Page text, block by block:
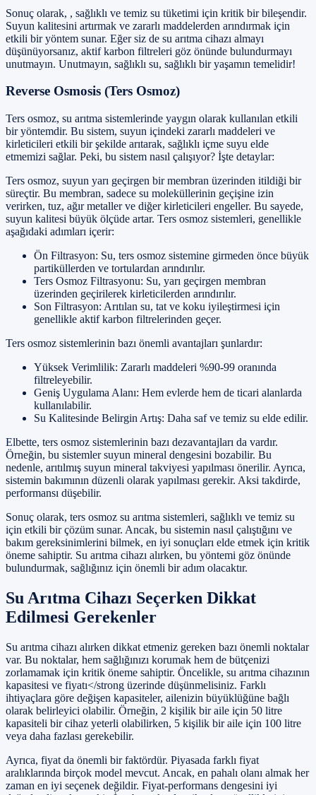
Sonuç olarak, , sağlıklı ve temiz su tüketimi için kritik bir bileşendir.
Suyun kalitesini artırmak ve zararlı maddelerden arındırmak için
etkili bir yöntem sunar. Eğer siz de su arıtma cihazı almayı
düşünüyorsanız, aktif karbon filtreleri göz önünde bulundurmayı
unutmayın. Unutmayın, sağlıklı su, sağlıklı bir yaşamın temelidir!
Reverse Osmosis (Ters Osmoz)
Ters osmoz, su arıtma sistemlerinde yaygın olarak kullanılan etkili
bir yöntemdir. Bu sistem, suyun içindeki zararlı maddeleri ve
kirleticileri etkili bir şekilde arıtarak, sağlıklı içme suyu elde
etmemizi sağlar. Peki, bu sistem nasıl çalışıyor? İşte detaylar:
Ters osmoz, suyun yarı geçirgen bir membran üzerinden itildiği bir
süreçtir. Bu membran, sadece su moleküllerinin geçişine izin
verirken, tuz, ağır metaller ve diğer kirleticileri engeller. Bu sayede,
suyun kalitesi büyük ölçüde artar. Ters osmoz sistemleri, genellikle
aşağıdaki adımları içerir:
Ön Filtrasyon: Su, ters osmoz sistemine girmeden önce büyük
partiküllerden ve tortulardan arındırılır.
Ters Osmoz Filtrasyonu: Su, yarı geçirgen membran
üzerinden geçirilerek kirleticilerden arındırılır.
Son Filtrasyon: Arıtılan su, tat ve koku iyileştirmesi için
genellikle aktif karbon filtrelerinden geçer.
Ters osmoz sistemlerinin bazı önemli avantajları şunlardır:
Yüksek Verimlilik: Zararlı maddeleri %90-99 oranında
filtreleyebilir.
Geniş Uygulama Alanı: Hem evlerde hem de ticari alanlarda
kullanılabilir.
Su Kalitesinde Belirgin Artış: Daha saf ve temiz su elde edilir.
Elbette, ters osmoz sistemlerinin bazı dezavantajları da vardır.
Örneğin, bu sistemler suyun mineral dengesini bozabilir. Bu
nedenle, arıtılmış suyun mineral takviyesi yapılması önerilir. Ayrıca,
sistemin bakımının düzenli olarak yapılması gerekir. Aksi takdirde,
performansı düşebilir.
Sonuç olarak, ters osmoz su arıtma sistemleri, sağlıklı ve temiz su
için etkili bir çözüm sunar. Ancak, bu sistemin nasıl çalıştığını ve
bakım gereksinimlerini bilmek, en iyi sonuçları elde etmek için kritik
öneme sahiptir. Su arıtma cihazı alırken, bu yöntemi göz önünde
bulundurmak, sağlığınız için önemli bir adım olacaktır.
Su Arıtma Cihazı Seçerken Dikkat
Edilmesi Gerekenler
Su arıtma cihazı alırken dikkat etmeniz gereken bazı önemli noktalar
var. Bu noktalar, hem sağlığınızı korumak hem de bütçenizi
zorlamamak için kritik öneme sahiptir. Öncelikle, su arıtma cihazının
kapasitesi ve fiyatı</strong üzerinde düşünmelisiniz. Farklı
ihtiyaçlara göre değişen kapasiteler, ailenizin büyüklüğüne bağlı
olarak belirleyici olabilir. Örneğin, 2 kişilik bir aile için 50 litre
kapasiteli bir cihaz yeterli olabilirken, 5 kişilik bir aile için 100 litre
veya daha fazlası gerekebilir.
Ayrıca, fiyat da önemli bir faktördür. Piyasada farklı fiyat
aralıklarında birçok model mevcut. Ancak, en pahalı olanı almak her
zaman en iyi seçenek değildir. Fiyat-performans dengesini iyi